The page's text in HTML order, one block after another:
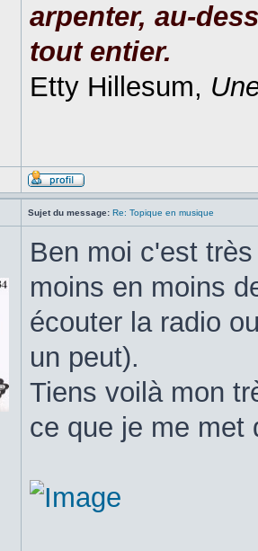
arpenter, au-
tout entier.
Etty Hillesum,
Sujet du message: Re: Topique en musique
Ben moi c'est
moins en moins
écouter la radio
un peut).
Tiens voilà mon
ce que je me met